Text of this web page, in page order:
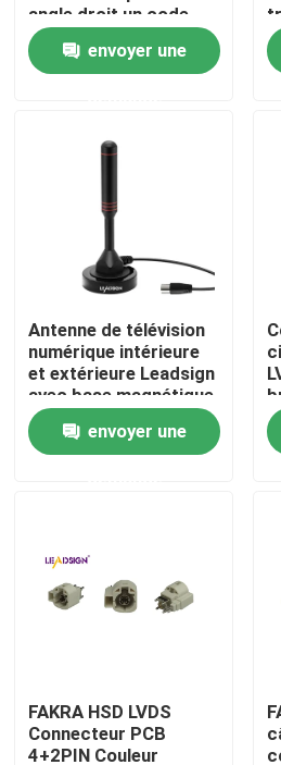
Des produits
Vidéos
À propos de nous
Visite de l'usine
Demander un devis
Connecteur de carte PCB de
angle droit un code
4Pin montage PCB
envoyer une
à
Antenne de télévision
numérique intérieure
et extérieure Leadsign
avec base magnétique
et antenne de
télévision par câble de
16,5 pieds de long
envoyer une
FAKRA HSD LVDS
Connecteur PCB
4+2PIN Couleur